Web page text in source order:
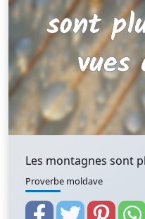
Les montagnes sont
Proverbe moldave